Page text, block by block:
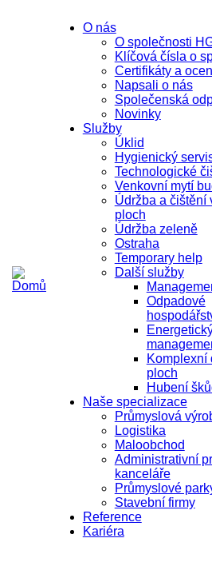
O nás
O společnosti
Klíčová čísla o
Certifikáty a
Napsali o nás
Společenská
Novinky
Služby
Úklid
Hygienický
Technologické
Venkovní mytí
Údržba a čištění
ploch
Údržba zeleně
Ostraha
Temporary help
Další služby
Odpadové
Komplexní
ploch
Hubení
Naše specializace
Průmyslová
Logistika
Maloobchod
Administrativní
kanceláře
Průmyslové
Stavební firmy
Reference
Kariéra